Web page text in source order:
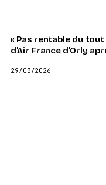
« Pas rentable du
d'Air France d'Orly
29/03/2026